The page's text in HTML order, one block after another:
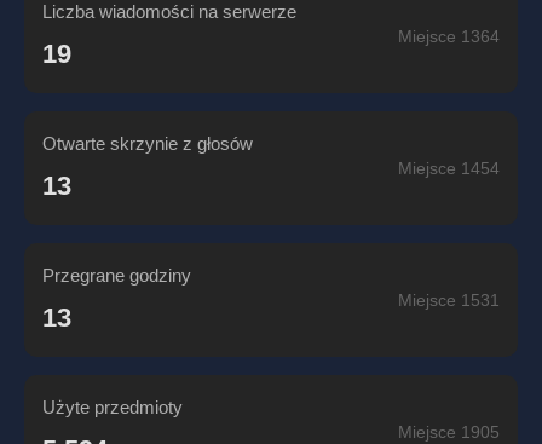
Liczba wiadomości na serwerze
19
Miejsce 1364
Otwarte skrzynie z głosów
13
Miejsce 1454
Przegrane godziny
13
Miejsce 1531
Użyte przedmioty
Miejsce 1905